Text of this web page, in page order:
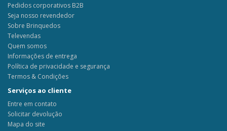
Pedidos corporativos B2B
Seja nosso revendedor
Sobre Brinquedos
Televendas
Quem somos
Informações de entrega
Política de privacidade e segurança
Termos & Condições
Serviços ao cliente
Entre em contato
Solicitar devolução
Mapa do site